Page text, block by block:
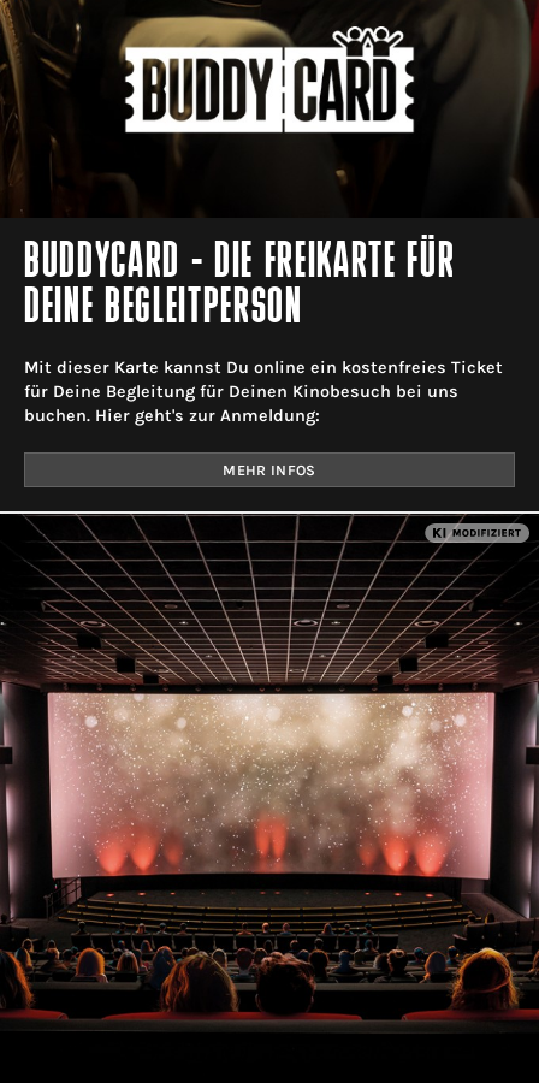
BUDDYCARD - DIE FREIKARTE FÜR
DEINE BEGLEITPERSON
Mit dieser Karte kannst Du online ein kostenfreies Ticket
für Deine Begleitung für Deinen Kinobesuch bei uns
buchen. Hier geht's zur Anmeldung:
MEHR INFOS